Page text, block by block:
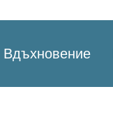
Вдъхновение